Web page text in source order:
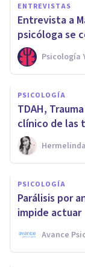
ENTREVISTAS
Entrevista a
psicóloga se
Psicología
PSICOLOGÍA
TDAH,
clínico de las
PSICOLOGÍA
Parálisis por
impide actuar
Avance